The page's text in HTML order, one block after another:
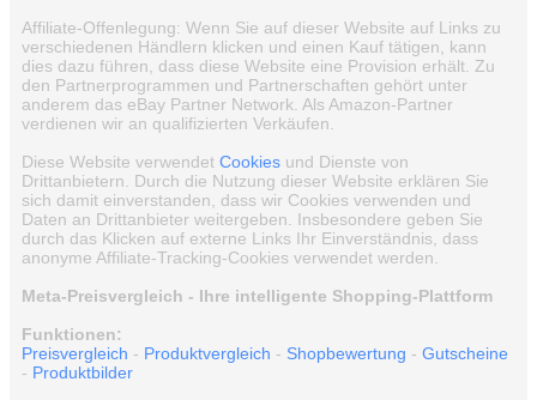
Affiliate-Offenlegung: Wenn Sie auf dieser Website auf Links zu
verschiedenen Händlern klicken und einen Kauf tätigen, kann
dies dazu führen, dass diese Website eine Provision erhält. Zu
den Partnerprogrammen und Partnerschaften gehört unter
anderem das eBay Partner Network. Als Amazon-Partner
verdienen wir an qualifizierten Verkäufen.
Diese Website verwendet Cookies und Dienste von
Drittanbietern. Durch die Nutzung dieser Website erklären Sie
sich damit einverstanden, dass wir Cookies verwenden und
Daten an Drittanbieter weitergeben. Insbesondere geben Sie
durch das Klicken auf externe Links Ihr Einverständnis, dass
anonyme Affiliate-Tracking-Cookies verwendet werden.
Meta-Preisvergleich - Ihre intelligente Shopping-Plattform
Funktionen:
Preisvergleich - Produktvergleich - Shopbewertung - Gutscheine
- Produktbilder